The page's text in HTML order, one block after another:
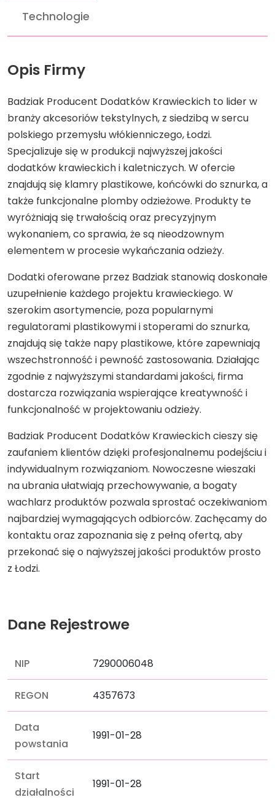
Technologie
Opis Firmy
Badziak Producent Dodatków Krawieckich to lider w
branży akcesoriów tekstylnych, z siedzibą w sercu
polskiego przemysłu włókienniczego, Łodzi.
Specjalizuje się w produkcji najwyższej jakości
dodatków krawieckich i kaletniczych. W ofercie
znajdują się klamry plastikowe, końcówki do sznurka, a
także funkcjonalne plomby odzieżowe. Produkty te
wyróżniają się trwałością oraz precyzyjnym
wykonaniem, co sprawia, że są nieodzownym
elementem w procesie wykańczania odzieży.
Dodatki oferowane przez Badziak stanowią doskonałe
uzupełnienie każdego projektu krawieckiego. W
szerokim asortymencie, poza popularnymi
regulatorami plastikowymi i stoperami do sznurka,
znajdują się także napy plastikowe, które zapewniają
wszechstronność i pewność zastosowania. Działając
zgodnie z najwyższymi standardami jakości, firma
dostarcza rozwiązania wspierające kreatywność i
funkcjonalność w projektowaniu odzieży.
Badziak Producent Dodatków Krawieckich cieszy się
zaufaniem klientów dzięki profesjonalnemu podejściu i
indywidualnym rozwiązaniom. Nowoczesne wieszaki
na ubrania ułatwiają przechowywanie, a bogaty
wachlarz produktów pozwala sprostać oczekiwaniom
najbardziej wymagających odbiorców. Zachęcamy do
kontaktu oraz zapoznania się z pełną ofertą, aby
przekonać się o najwyższej jakości produktów prosto
z Łodzi.
Dane Rejestrowe
NIP 7290006048
REGON 4357673
Data
powstania
1991-01-28
Start
działalności
1991-01-28